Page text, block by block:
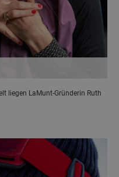
liegen LaMunt-Gründerin Ruth